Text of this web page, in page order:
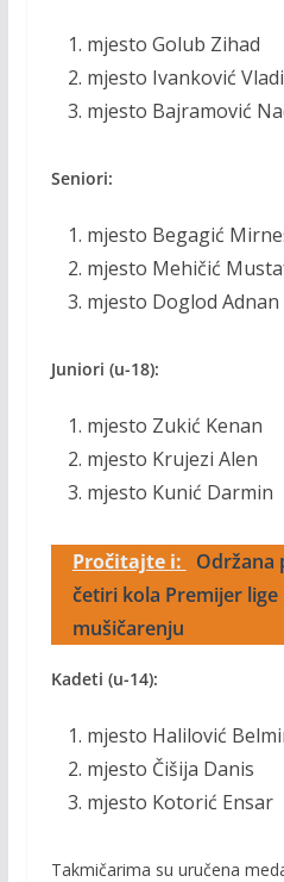
mjesto Golub Zihad
mjesto Ivanković
mjesto Bajramović
Seniori:
mjesto Begagić
mjesto Mehičić
mjesto Doglod Adnan
Juniori (u-18):
mjesto Zukić Kenan
mjesto Krujezi Alen
mjesto Kunić Darmin
Pročitajte i:
Održana
četiri kola Premijer lige
mušičarenju
Kadeti (u-14):
mjesto Halilović
mjesto Čišija Danis
mjesto Kotorić Ensar
Takmičarima su uručena